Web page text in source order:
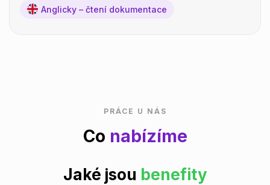
Anglicky – čtení dokumentace
PRÁCE U NÁS
Co nabízíme
Jaké jsou benefity